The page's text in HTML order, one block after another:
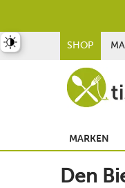
SHOP
MARKEN
Den
umschalten